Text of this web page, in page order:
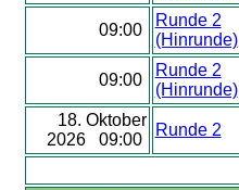
09:00
Runde 2
(Hinrunde)
09:00
Runde 2
(Hinrunde)
18. Oktober
2026 09:00
Runde 2